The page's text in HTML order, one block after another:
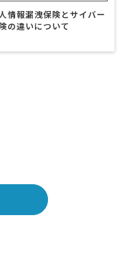
情報漏洩保険とサイバー
の違いについて